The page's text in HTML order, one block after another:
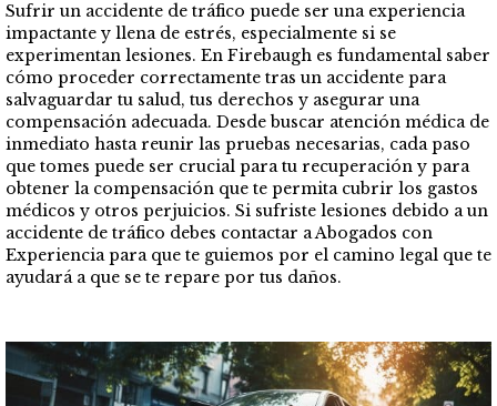
Sufrir un accidente de tráfico puede ser una experiencia
impactante y llena de estrés, especialmente si se
experimentan lesiones. En Firebaugh es fundamental saber
cómo proceder correctamente tras un accidente para
salvaguardar tu salud, tus derechos y asegurar una
compensación adecuada. Desde buscar atención médica de
inmediato hasta reunir las pruebas necesarias, cada paso
que tomes puede ser crucial para tu recuperación y para
obtener la compensación que te permita cubrir los gastos
médicos y otros perjuicios. Si sufriste lesiones debido a un
accidente de tráfico debes contactar a Abogados con
Experiencia para que te guiemos por el camino legal que te
ayudará a que se te repare por tus daños.